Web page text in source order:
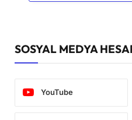
SOSYAL MEDYA
YouTube